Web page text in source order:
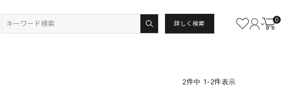
詳しく検索
0
2件中 1-2件表示